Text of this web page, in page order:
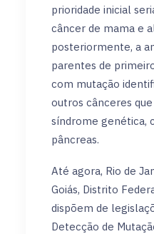
prioridade inicial
câncer de mama e
posteriormente, a
parentes de
com mutação
outros cânceres
síndrome genética,
pâncreas.
Até agora, Rio de
Goiás, Distrito
dispõem de
Detecção de